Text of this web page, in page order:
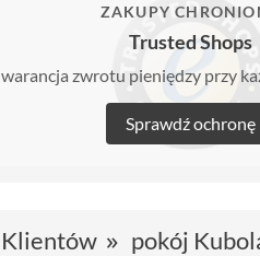
ZAKUPY
Trusted Shops
zwrotu pieniędzy przy
Sprawdź ochronę
Klientów pokój